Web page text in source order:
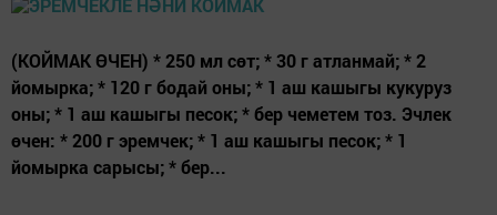
(КОЙМАК ӨЧЕН) * 250 мл сөт; * 30 г атланмай; * 2
йомырка; * 120 г бодай оны; * 1 аш кашыгы кукуруз
оны; * 1 аш кашыгы песок; * бер чеметем тоз. Эчлек
өчен: * 200 г эремчек; * 1 аш кашыгы песок; * 1
йомырка сарысы; * бер...